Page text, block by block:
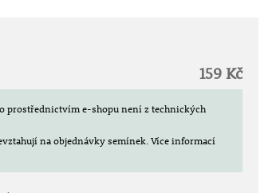
159 Kč
prostřednictvím e-shopu není z technických
na objednávky semínek. Více informací